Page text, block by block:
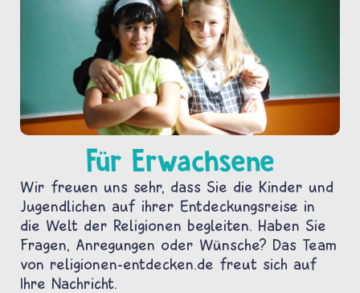
Für Erwachsene
Wir freuen uns sehr, dass Sie die Kinder und
Jugendlichen auf ihrer Entdeckungsreise in
die Welt der Religionen begleiten. Haben Sie
Fragen, Anregungen oder Wünsche? Das Team
von religionen-entdecken.de freut sich auf
Ihre Nachricht.